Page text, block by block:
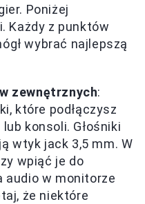
Poniżej
Każdy z punktów
wybrać najlepszą
zewnętrznych:
które podłączysz
konsoli. Głośniki
wtyk jack 3,5 mm. W
wpiąć je do
audio w monitorze
że niektóre